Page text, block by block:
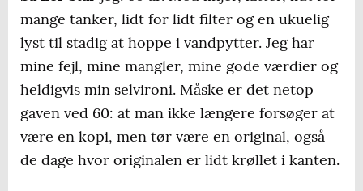
mange tanker, lidt for lidt filter og en ukuelig
lyst til stadig at hoppe i vandpytter. Jeg har
mine fejl, mine mangler, mine gode værdier og
heldigvis min selvironi. Måske er det netop
gaven ved 60: at man ikke længere forsøger at
være en kopi, men tør være en original, også
de dage hvor originalen er lidt krøllet i kanten.